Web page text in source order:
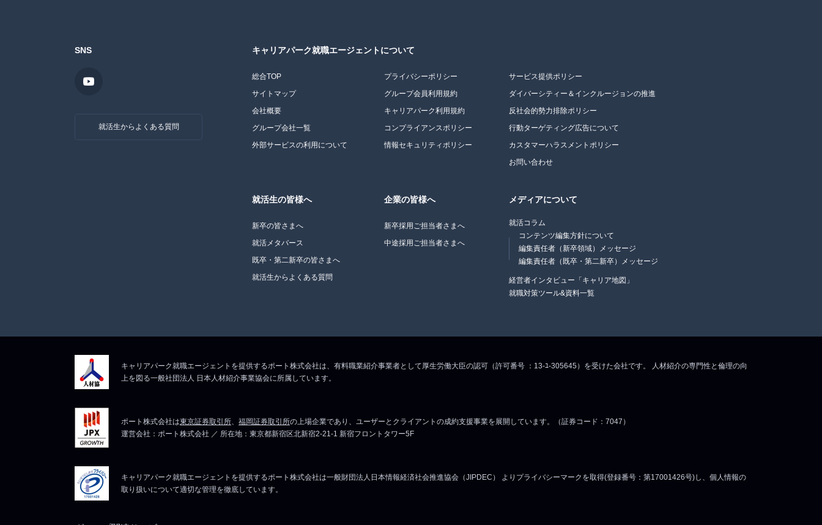
SNS
就活生からよくある質問
キャリアパーク就職エージェントについて
総合TOP
サイトマップ
会社概要
グループ会社一覧
外部サービスの利用について
プライバシーポリシー
グループ会員利用規約
キャリアパーク利用規約
コンプライアンスポリシー
情報セキュリティポリシー
サービス提供ポリシー
ダイバーシティー＆インクルージョンの推進
反社会的勢力排除ポリシー
行動ターゲティング広告について
カスタマーハラスメントポリシー
お問い合わせ
就活生の皆様へ
新卒の皆さまへ
就活メタバース
既卒・第二新卒の皆さまへ
就活生からよくある質問
企業の皆様へ
新卒採用ご担当者さまへ
中途採用ご担当者さまへ
メディアについて
就活コラム
コンテンツ編集方針について
編集責任者（新卒領域）メッセージ
編集責任者（既卒・第二新卒）メッセージ
経営者インタビュー「キャリア地図」
就職対策ツール&資料一覧